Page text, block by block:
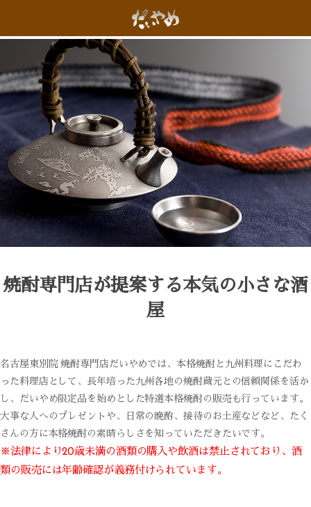
焼酎専門店が提案する本気の小さな酒
屋
名古屋東別院 焼酎専門店だいやめでは、本格焼酎と九州料理にこだわ
った料理店として、長年培った九州各地の焼酎蔵元との信頼関係を活か
し、だいやめ限定品を始めとした特選本格焼酎の販売も行っています。
大事な人へのプレゼントや、日常の晩酌、接待のお土産などなど、たく
さんの方に本格焼酎の素晴らしさを知っていただきたいです。
※法律により20歳未満の酒類の購入や飲酒は禁止されており、酒
類の販売には年齢確認が義務付けられています。